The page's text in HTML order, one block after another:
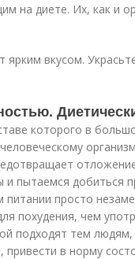
на диете. Их, как и
вкусом.
которого в
пытаемся добиться
просто
похудения, чем
подходят тем
в норму